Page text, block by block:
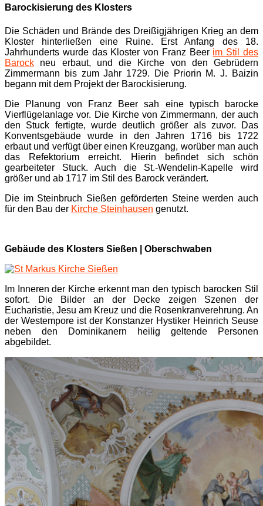
Barockisierung des Klosters
Die Schäden und Brände des Dreißigjährigen Krieg an dem
Kloster hinterließen eine Ruine. Erst Anfang des 18.
Jahrhunderts wurde das Kloster von Franz Beer im Stil des
Barock neu erbaut, und die Kirche von den Gebrüdern
Zimmermann bis zum Jahr 1729. Die Priorin M. J. Baizin
begann mit dem Projekt der Barockisierung.
Die Planung von Franz Beer sah eine typisch barocke
Vierflügelanlage vor. Die Kirche von Zimmermann, der auch
den Stuck fertigte, wurde deutlich größer als zuvor. Das
Konventsgebäude wurde in den Jahren 1716 bis 1722
erbaut und verfügt über einen Kreuzgang, worüber man auch
das Refektorium erreicht. Hierin befindet sich schön
gearbeiteter Stuck. Auch die St.-Wendelin-Kapelle wird
größer und ab 1717 im Stil des Barock verändert.
Die im Steinbruch Sießen geförderten Steine werden auch
für den Bau der Kirche Steinhausen genutzt.
Gebäude des Klosters Sießen | Oberschwaben
Im Inneren der Kirche erkennt man den typisch barocken Stil
sofort. Die Bilder an der Decke zeigen Szenen der
Eucharistie, Jesu am Kreuz und die Rosenkranverehrung. An
der Westempore ist der Konstanzer Hystiker Heinrich Seuse
neben den Dominikanern heilig geltende Personen
abgebildet.